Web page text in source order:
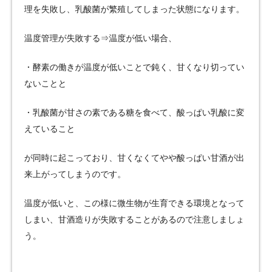
理を失敗し、乳酸菌が繁殖してしまった状態になります。
温度管理が失敗する⇒温度が低い場合、
・酵素の働きが温度が低いことで鈍く、甘くなり切ってい
ないことと
・乳酸菌が甘さの素である糖を食べて、酸っぱい乳酸に変
えていること
が同時に起こっており、甘くなくてやや酸っぱい甘酒が出
来上がってしまうのです。
温度が低いと、この様に微生物が生育できる環境となって
しまい、甘酒造りが失敗することがあるので注意しましょ
う。